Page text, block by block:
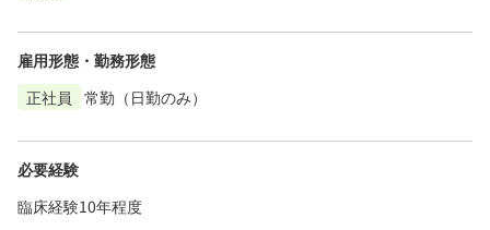
雇用形態・勤務形態
正社員
常勤（日勤のみ）
必要経験
臨床経験10年程度